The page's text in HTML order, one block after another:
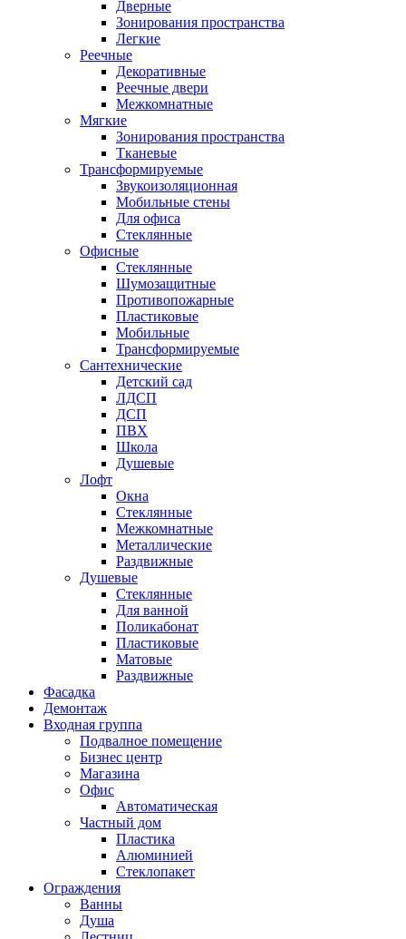
Дверные
Зонирования пространства
Легкие
Реечные
Декоративные
Реечные двери
Межкомнатные
Мягкие
Зонирования пространства
Тканевые
Трансформируемые
Звукоизоляционная
Мобильные стены
Для офиса
Стеклянные
Офисные
Стеклянные
Шумозащитные
Противопожарные
Пластиковые
Мобильные
Трансформируемые
Сантехнические
Детский сад
ЛДСП
ДСП
ПВХ
Школа
Душевые
Лофт
Окна
Стеклянные
Межкомнатные
Металлические
Раздвижные
Душевые
Стеклянные
Для ванной
Поликабонат
Пластиковые
Матовые
Раздвижные
Фасадка
Демонтаж
Входная группа
Подвалное помещение
Бизнес центр
Магазина
Офис
Автоматическая
Частный дом
Пластика
Алюминией
Стеклопакет
Ограждения
Ванны
Душа